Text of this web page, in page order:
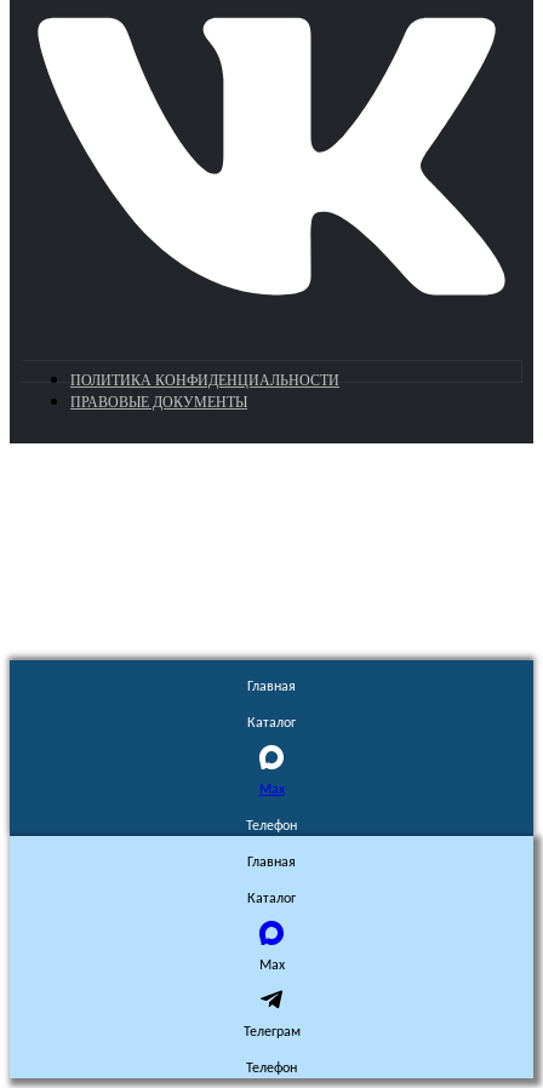
ПОЛИТИКА КОНФИДЕНЦИАЛЬНОСТИ
ПРАВОВЫЕ ДОКУМЕНТЫ
Главная
Каталог
Max
Телефон
Главная
Каталог
Max
Телеграм
Телефон